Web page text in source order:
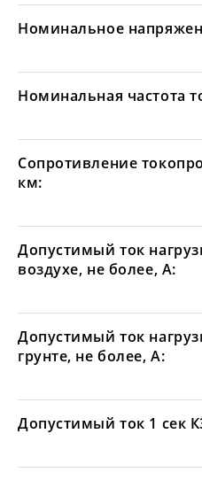
Номинальное
Номинальная частота
Сопротивление
км:
Допустимый ток
воздухе, не более, А:
Допустимый ток
грунте, не более, А:
Допустимый ток 1 сек